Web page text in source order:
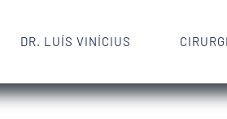
DR. LUÍS VINÍCIUS